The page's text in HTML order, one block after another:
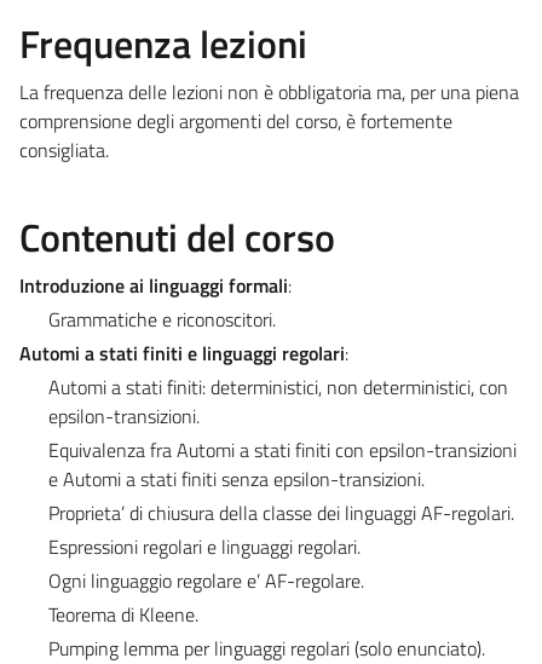
Frequenza lezioni
La frequenza delle lezioni non è obbligatoria ma, per una piena
comprensione degli argomenti del corso, è fortemente
consigliata.
Contenuti del corso
Introduzione ai linguaggi formali:
Grammatiche e riconoscitori.
Automi a stati finiti e linguaggi regolari:
Automi a stati finiti: deterministici, non deterministici, con
epsilon-transizioni.
Equivalenza fra Automi a stati finiti con epsilon-transizioni
e Automi a stati finiti senza epsilon-transizioni.
Proprieta’ di chiusura della classe dei linguaggi AF-regolari.
Espressioni regolari e linguaggi regolari.
Ogni linguaggio regolare e’ AF-regolare.
Teorema di Kleene.
Pumping lemma per linguaggi regolari (solo enunciato).